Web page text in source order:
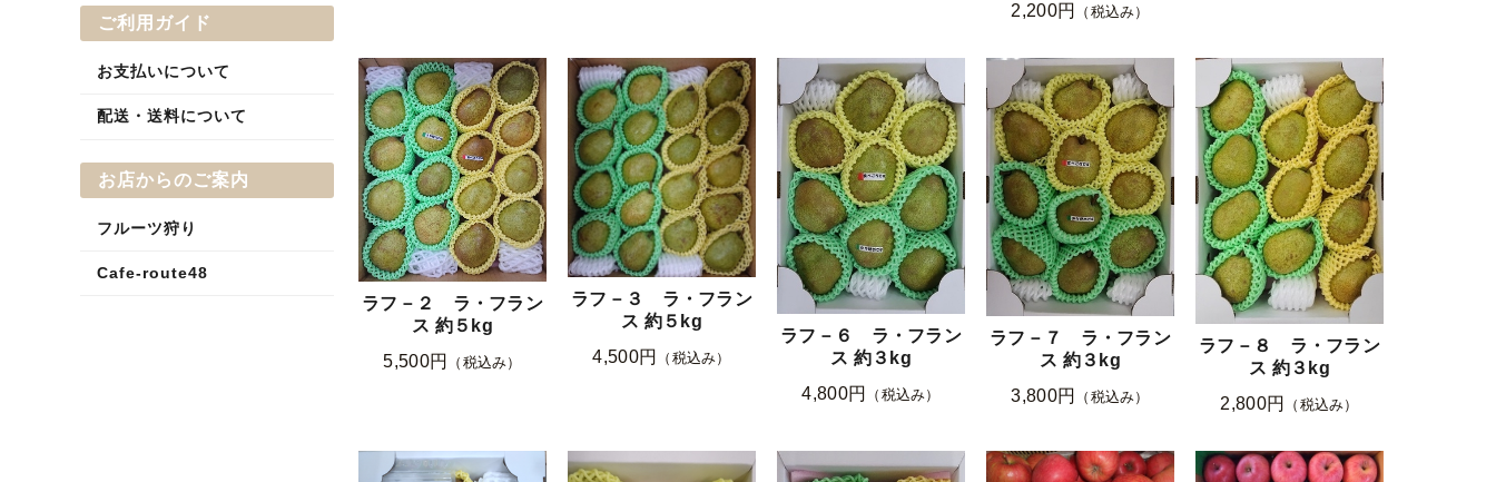
2,200円
（税込み）
ラフ－２ ラ・フラン
ス 約５kg
5,500円
（税込み）
ラフ－３ ラ・フラン
ス 約５kg
4,500円
（税込み）
ラフ－６ ラ・フラン
ス 約３kg
4,800円
（税込み）
ラフ－７ ラ・フラン
ス 約３kg
3,800円
（税込み）
ラフ－８ ラ・フラン
ス 約３kg
2,800円
（税込み）
ご利用ガイド
お支払いについて
配送・送料について
お店からのご案内
フルーツ狩り
Cafe-route48